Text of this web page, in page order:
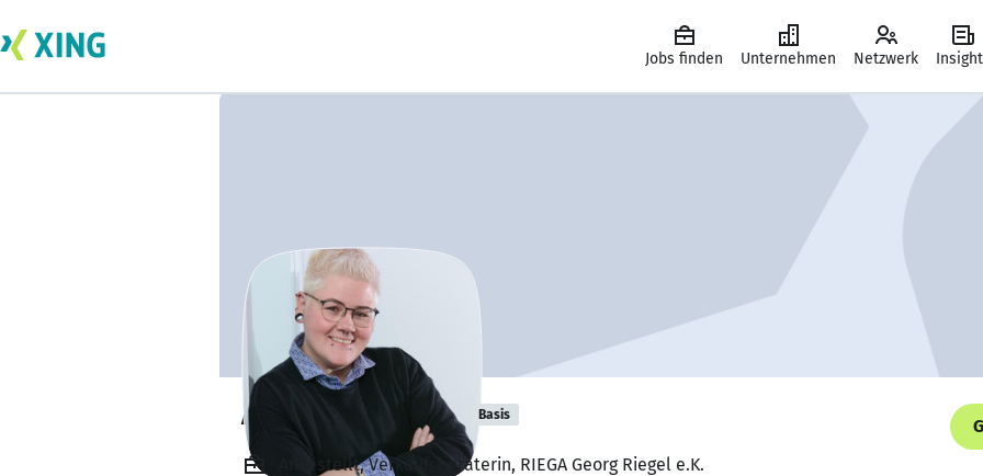
Jobs finden Unternehmen Netzwerk
Andrea Cochran Basis
Angestellt, Verkaufsberaterin, RIEGA Georg Riegel e.K.